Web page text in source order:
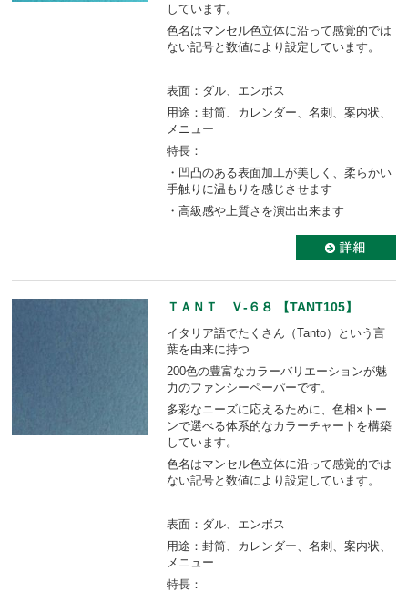
しています。
色名はマンセル色立体に沿って感覚的では
ない記号と数値により設定しています。
表面：ダル、エンボス
用途：封筒、カレンダー、名刺、案内状、
メニュー
特長：
・凹凸のある表面加工が美しく、柔らかい
手触りに温もりを感じさせます
・高級感や上質さを演出出来ます
ＴＡＮＴ Ｖ-６８ 【TANT105】
イタリア語でたくさん（Tanto）という言
葉を由来に持つ
200色の豊富なカラーバリエーションが魅
力のファンシーペーパーです。
多彩なニーズに応えるために、色相×トー
ンで選べる体系的なカラーチャートを構築
しています。
色名はマンセル色立体に沿って感覚的では
ない記号と数値により設定しています。
表面：ダル、エンボス
用途：封筒、カレンダー、名刺、案内状、
メニュー
特長：